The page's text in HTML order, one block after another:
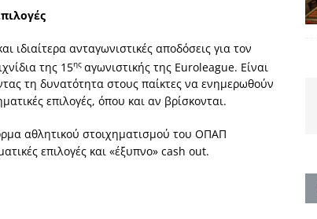
ιδιαίτερα ανταγωνιστικές αποδόσεις για τον
της 15ης αγωνιστικής της Euroleague. Είναι
τη δυνατότητα στους παίκτες να ενημερωθούν
επιλογές, όπου και αν βρίσκονται.
αθλητικού στοιχηματισμού του ΟΠΑΠ
επιλογές και «έξυπνο» cash out.